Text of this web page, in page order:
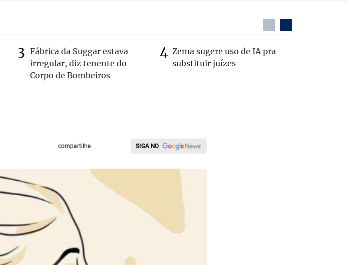
Fábrica da Suggar estava
irregular, diz tenente do
Corpo de Bombeiros
Zema sugere uso de IA pra
substituir juízes
compartilhe SIGA NO